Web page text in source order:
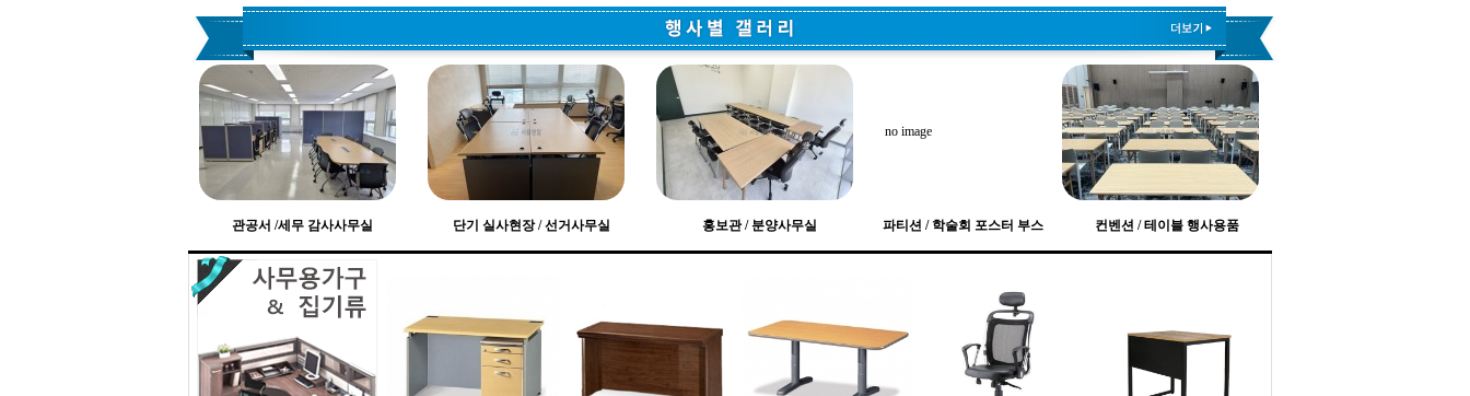
no image
관공서 /세무 감사사무실 단기 실사현장 / 선거사무실 홍보관 / 분양사무실 파티션 / 학술회 포스터 부스 컨벤션 / 테이블 행사용품